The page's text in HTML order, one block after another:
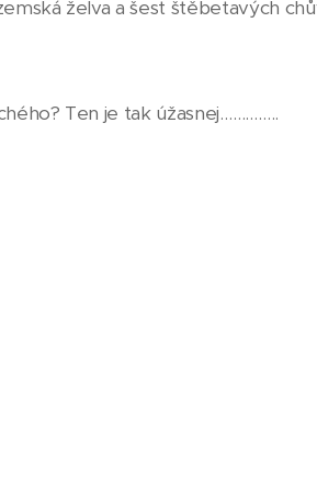
želva a šest štěbetavých
Ten je tak úžasnej…………..